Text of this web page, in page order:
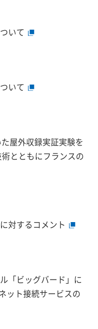
いて
いて
屋外収録実証実験を
とともにフランスの
対するコメント
「ビッグバード」に
ット接続サービスの